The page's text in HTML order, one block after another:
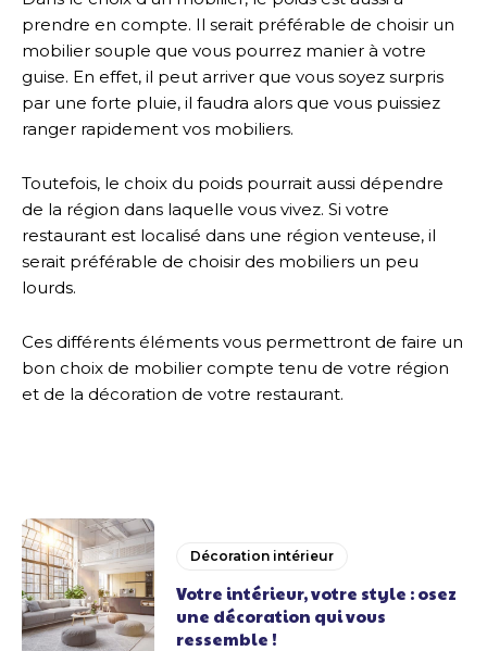
prendre en compte. Il serait préférable de choisir un
mobilier souple que vous pourrez manier à votre
guise. En effet, il peut arriver que vous soyez surpris
par une forte pluie, il faudra alors que vous puissiez
ranger rapidement vos mobiliers.
Toutefois, le choix du poids pourrait aussi dépendre
de la région dans laquelle vous vivez. Si votre
restaurant est localisé dans une région venteuse, il
serait préférable de choisir des mobiliers un peu
lourds.
Ces différents éléments vous permettront de faire un
bon choix de mobilier compte tenu de votre région
et de la décoration de votre restaurant.
Décoration intérieur
Votre intérieur, votre style : osez
une décoration qui vous
ressemble !